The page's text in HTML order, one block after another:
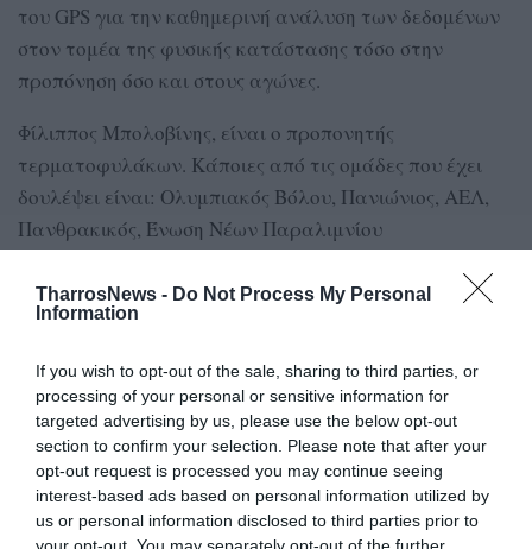
TharrosNews - Do Not Process My Personal
Information
If you wish to opt-out of the sale, sharing to third parties, or
processing of your personal or sensitive information for
targeted advertising by us, please use the below opt-out
section to confirm your selection. Please note that after your
opt-out request is processed you may continue seeing
interest-based ads based on personal information utilized by
us or personal information disclosed to third parties prior to
του GPS για την καθημερινή ανάλυση των δεδομένων
στον τομέα της φυσικής κατάστασης τόσο στην
προπόνηση όσο και στους αγώνες.
Φίλιππος Μπολοβίνης, είναι ο προπονητής
τερματοφυλάκων. Κάποιες από τις ομάδες που έχει
δουλέψει είναι: Ολυμπιακός Βόλου, Πανιώνιος, ΑΕΛ,
Πανθρακικός, Ένωση Νέων Παραλιμνίου
Kωνσταντίνος Ζιούδρος, αναλυτής αγώνων με
προϋπηρεσία στις εθνικές ομάδες.
Δεύτερο προπονητήριο στη Μικρομάνη
Τέλος, όπως έγινε γνωστό: Ολοκληρώθηκαν οι
εργασίες στο δεύτερο προπονητικό κέντρο που
βρίσκεται στην τοποθεσία Μικρομάνη και είναι πλέον
στη διάθεση του Νίκου Αναστόπουλου για την